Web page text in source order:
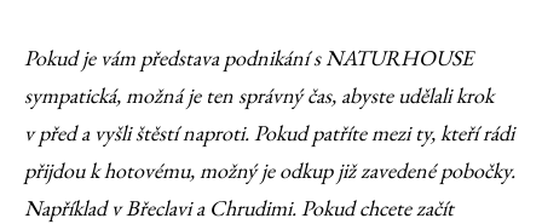
Pokud je vám představa podnikání s NATURHOUSE
sympatická, možná je ten správný čas, abyste udělali krok
v před a vyšli štěstí naproti. Pokud patříte mezi ty, kteří rádi
přijdou k hotovému, možný je odkup již zavedené pobočky.
Například v Břeclavi a Chrudimi. Pokud chcete začít